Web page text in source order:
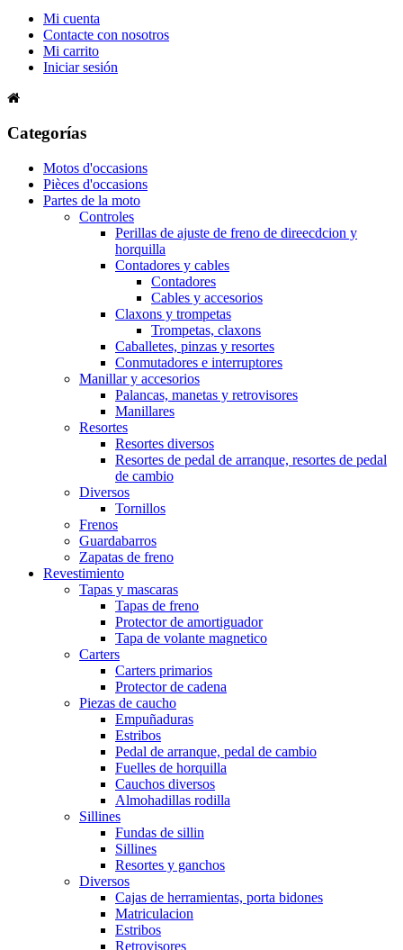
Mi cuenta
Contacte con nosotros
Mi carrito
Iniciar sesión
Categorías
Motos d'occasions
Pièces d'occasions
Partes de la moto
Controles
Perillas de ajuste de freno de direecdcion y
horquilla
Contadores y cables
Contadores
Cables y accesorios
Claxons y trompetas
Trompetas, claxons
Caballetes, pinzas y resortes
Conmutadores e interruptores
Manillar y accesorios
Palancas, manetas y retrovisores
Manillares
Resortes
Resortes diversos
Resortes de pedal de arranque, resortes de pedal
de cambio
Diversos
Tornillos
Frenos
Guardabarros
Zapatas de freno
Revestimiento
Tapas y mascaras
Tapas de freno
Protector de amortiguador
Tapa de volante magnetico
Carters
Carters primarios
Protector de cadena
Piezas de caucho
Empuñaduras
Estribos
Pedal de arranque, pedal de cambio
Fuelles de horquilla
Cauchos diversos
Almohadillas rodilla
Sillines
Fundas de sillin
Sillines
Resortes y ganchos
Diversos
Cajas de herramientas, porta bidones
Matriculacion
Estribos
Retrovisores